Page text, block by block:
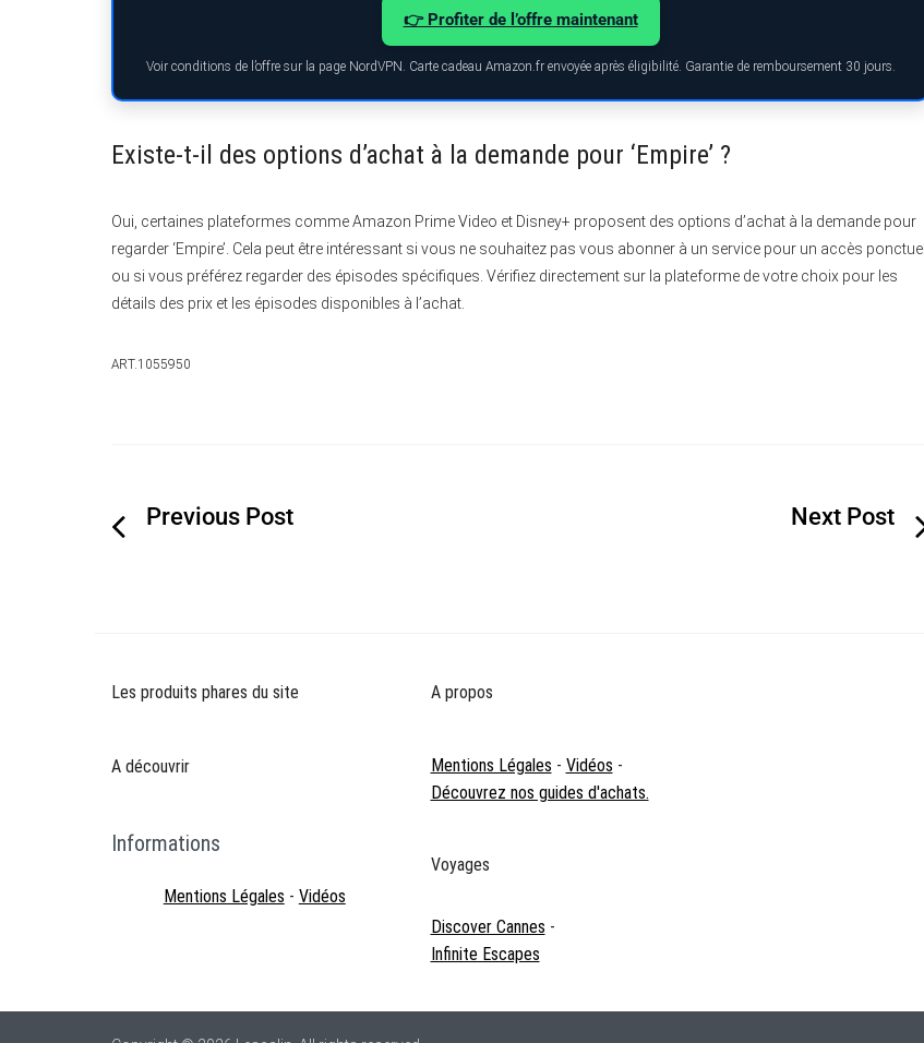
👉 Profiter de l’offre maintenant
Voir conditions de l’offre sur la page NordVPN. Carte cadeau Amazon.fr envoyée après éligibilité. Garantie de remboursement 30 jours.
Existe-t-il des options d’achat à la demande pour ‘Empire’ ?
Oui, certaines plateformes comme Amazon Prime Video et Disney+ proposent des options d’achat à la demande pour
regarder ‘Empire’. Cela peut être intéressant si vous ne souhaitez pas vous abonner à un service pour un accès ponctuel
ou si vous préférez regarder des épisodes spécifiques. Vérifiez directement sur la plateforme de votre choix pour les
détails des prix et les épisodes disponibles à l’achat.
ART.1055950
Navigation
Les produits phares du site
A découvrir
Informations
Mentions Légales - Vidéos
A propos
Mentions Légales - Vidéos -
Découvrez nos guides d'achats.
Voyages
Discover Cannes -
Infinite Escapes